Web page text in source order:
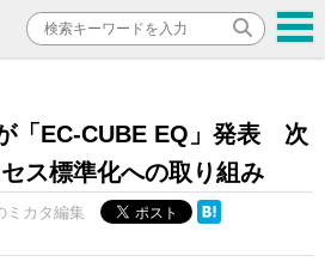
「EC-CUBE EQ」発表 次
ス標準化への取り組み
ミカタ編集